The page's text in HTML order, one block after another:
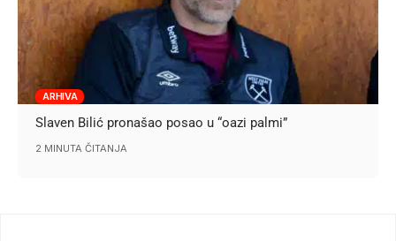
ARHIVA
Slaven Bilić pronašao posao u “oazi palmi”
2 MINUTA ČITANJA